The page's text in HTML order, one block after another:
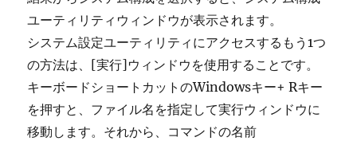
ユーティリティウィンドウが表示されます。
システム設定ユーティリティにアクセスするもう1つ
の方法は、[実行]ウィンドウを使用することです。
キーボードショートカットのWindowsキー+ Rキー
を押すと、ファイル名を指定して実行ウィンドウに
移動します。それから、コマンドの名前